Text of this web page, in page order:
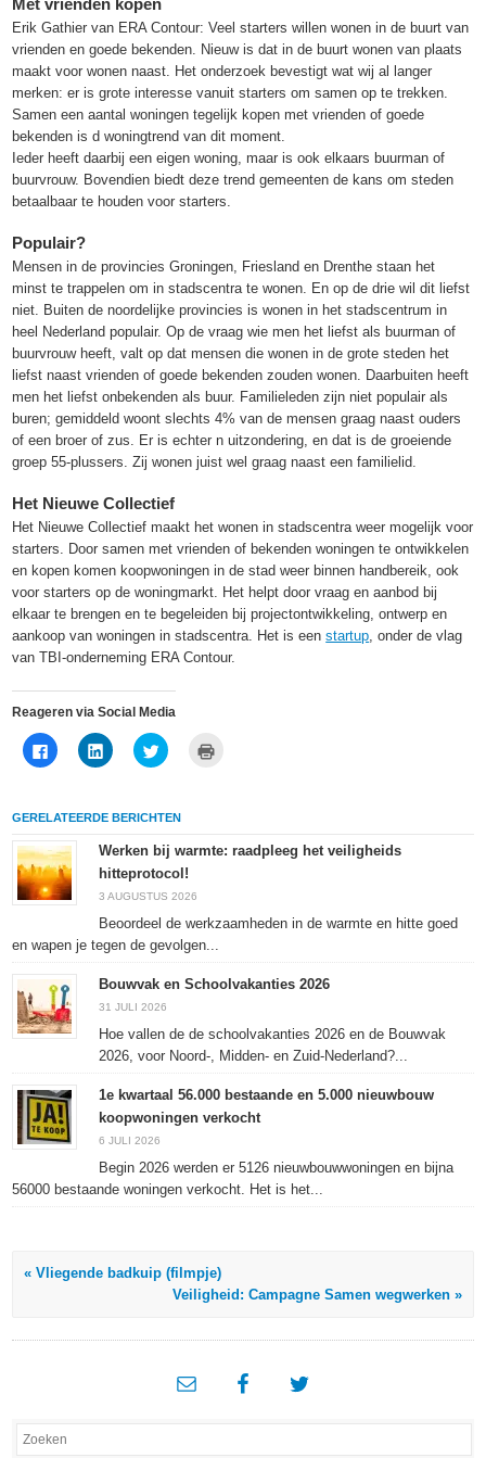
Erik Gathier van ERA Contour: Veel starters willen wonen in de buurt van
vrienden en goede bekenden. Nieuw is dat in de buurt wonen van plaats
maakt voor wonen naast. Het onderzoek bevestigt wat wij al langer
merken: er is grote interesse vanuit starters om samen op te trekken.
Samen een aantal woningen tegelijk kopen met vrienden of goede
bekenden is d woningtrend van dit moment.
Ieder heeft daarbij een eigen woning, maar is ook elkaars buurman of
buurvrouw. Bovendien biedt deze trend gemeenten de kans om steden
betaalbaar te houden voor starters.
Populair?
Mensen in de provincies Groningen, Friesland en Drenthe staan het
minst te trappelen om in stadscentra te wonen. En op de drie wil dit liefst
niet. Buiten de noordelijke provincies is wonen in het stadscentrum in
heel Nederland populair. Op de vraag wie men het liefst als buurman of
buurvrouw heeft, valt op dat mensen die wonen in de grote steden het
liefst naast vrienden of goede bekenden zouden wonen. Daarbuiten heeft
men het liefst onbekenden als buur. Familieleden zijn niet populair als
buren; gemiddeld woont slechts 4% van de mensen graag naast ouders
of een broer of zus. Er is echter n uitzondering, en dat is de groeiende
groep 55-plussers. Zij wonen juist wel graag naast een familielid.
Het Nieuwe Collectief
Het Nieuwe Collectief maakt het wonen in stadscentra weer mogelijk voor
starters. Door samen met vrienden of bekenden woningen te ontwikkelen
en kopen komen koopwoningen in de stad weer binnen handbereik, ook
voor starters op de woningmarkt. Het helpt door vraag en aanbod bij
elkaar te brengen en te begeleiden bij projectontwikkeling, ontwerp en
aankoop van woningen in stadscentra. Het is eenstartup , onder de vlag
van TBI-onderneming ERA Contour.
Reageren via Social Media
Klik
om
Facebook
(Wordt
een
nieuw
venster
geopend)
Klik
om
delen
(Wordt
een
nieuw
venster
geopend)
Klik
om
Twitter
(Wordt
een
nieuw
venster
geopend)
nieuw
GERELATEERDE BERICHTEN
Werken bij warmte: raadpleeg het veiligheids
hitteprotocol!
3 AUGUSTUS 2026
Beoordeel de werkzaamheden in de warmte en hitte goed
en wapen je tegen de gevolgen...
Bouwvak en Schoolvakanties 2026
31 JULI 2026
Hoe vallen de de schoolvakanties 2026 en de Bouwvak
2026, voor Noord-, Midden- en Zuid-Nederland?...
1e kwartaal 56.000 bestaande en 5.000 nieuwbouw
koopwoningen verkocht
6 JULI 2026
Begin 2026 werden er 5126 nieuwbouwwoningen en bijna
56000 bestaande woningen verkocht. Het is het...
« Vliegende badkuip (filmpje)
Veiligheid: Campagne Samen wegwerken »